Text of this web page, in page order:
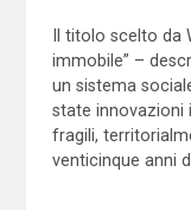
Il titolo scelto da
immobile” –
un sistema
state innovazioni
fragili,
venticinque anni